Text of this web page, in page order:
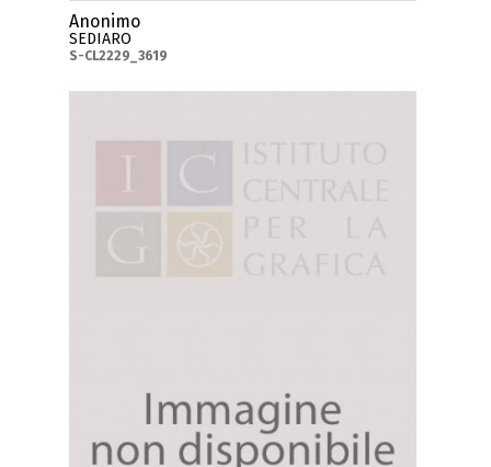
Anonimo
SEDIARO
S-CL2229_3619